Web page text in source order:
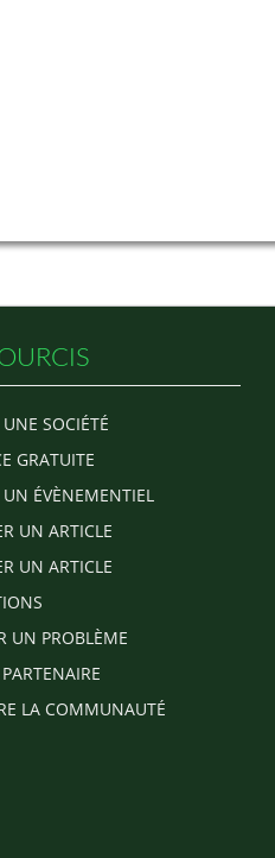
SOCIÉTÉ
GRATUITE
ÉVÈNEMENTIEL
UN ARTICLE
UN ARTICLE
UN PROBLÈME
LA COMMUNAUTÉ